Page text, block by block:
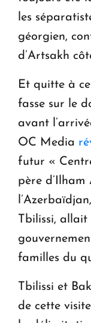
les
géorgien,
d’Artsakh
Et quitte à
fasse sur le
avant
OC Media
futur «
père
Tbilissi, allait
familles du
Tbilissi et
de cette